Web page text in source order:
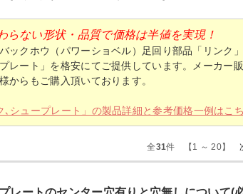
らない形状・品質で価格は半値を実現！
ックホウ（パワーショベル）足回り部品「リンク
レート」を格安にてご提供しています。メーカー
からもご購入頂いております。
､シュープレート」の製品詳細と参考価格一例はこ
全31件 【1 ～ 20】